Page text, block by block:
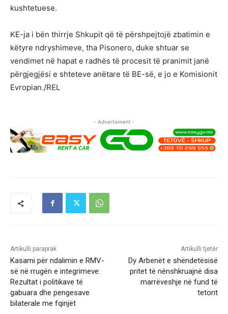
kushtetuese.
KE-ja i bën thirrje Shkupit që të përshpejtojë zbatimin e
këtyre ndryshimeve, tha Pisonero, duke shtuar se
vendimet në hapat e radhës të procesit të pranimit janë
përgjegjësi e shteteve anëtare të BE-së, e jo e Komisionit
Evropian./REL
- Advertisment -
Artikulli paraprak
Kasami për ndalimin e RMV-
së në rrugën e integrimeve:
Rezultat i politikave të
gabuara dhe pengesave
bilaterale me fqinjët
Artikulli tjetër
Dy Arbenët e shëndetësisë
pritet të nënshkruajnë disa
marrëveshje në fund të
tetorit